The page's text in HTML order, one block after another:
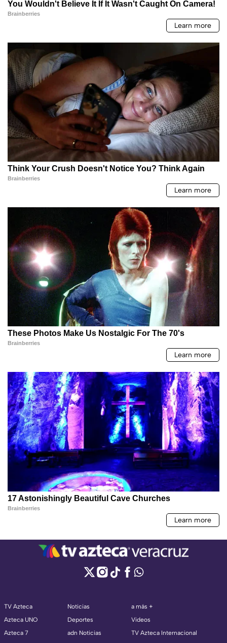
TV Azteca
Azteca UNO
Azteca 7
Noticias
Deportes
adn Noticias
a más +
Videos
TV Azteca Internacional